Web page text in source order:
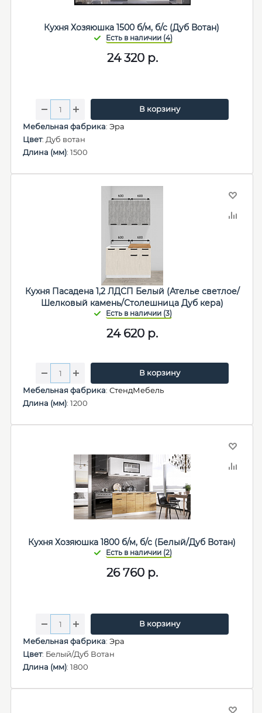
Кухня Хозяюшка 1500 б/м, б/с (Дуб Вотан)
24 320р.
В корзину
Мебельная фабрика: Эра
Цвет: Дуб вотан
Длина (мм): 1500
Кухня Пасадена 1,2 ЛДСП Белый (Ателье светлое/
Шелковый камень/Столешница Дуб кера)
24 620 р.
В корзину
Мебельная фабрика: СтендМебель
Длина (мм): 1200
Кухня Хозяюшка 1800 б/м, б/с (Белый/Дуб Вотан)
26 760 р.
В корзину
Мебельная фабрика: Эра
Цвет: Белый/Дуб Вотан
Длина (мм): 1800